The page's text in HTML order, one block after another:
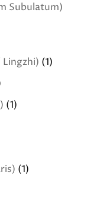
Subulatum)
Lingzhi) (1)
(1)
(1)